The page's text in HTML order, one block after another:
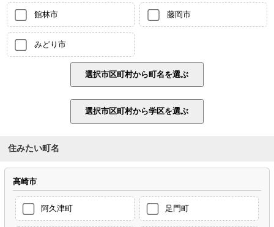
館林市 藤岡市
みどり市
住みたい町名
高崎市
阿久津町 足門町